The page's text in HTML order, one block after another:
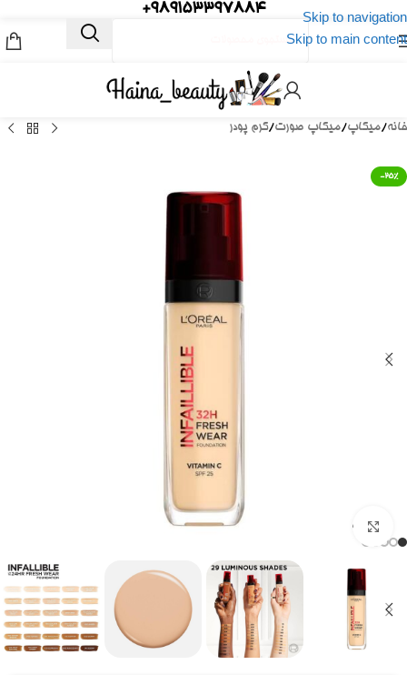
Skip to navigation
Skip to main content
989153397884+
خانه/میکاپ/میکاپ صورت/کرم پودر
-25%
برای بزرگنمایی کلیک کنید